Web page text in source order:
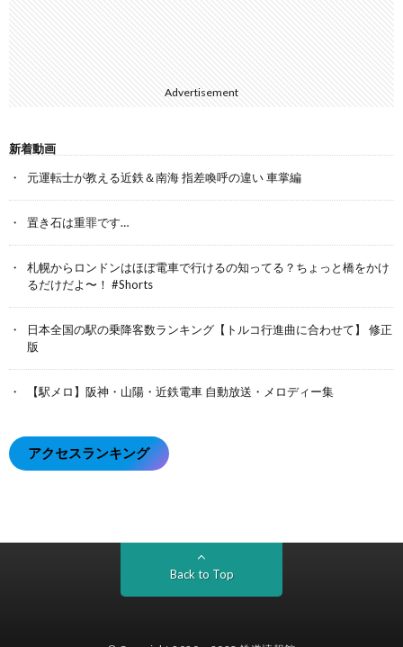
Advertisement
新着動画
元運転士が教える近鉄＆南海 指差喚呼の違い 車掌編
置き石は重罪です…
札幌からロンドンはほぼ電車で行けるの知ってる？ちょっと橋をかけ
るだけだよ〜！ #Shorts
日本全国の駅の乗降客数ランキング【トルコ行進曲に合わせて】 修正
版
【駅メロ】阪神・山陽・近鉄電車 自動放送・メロディー集
アクセスランキング
Back to Top